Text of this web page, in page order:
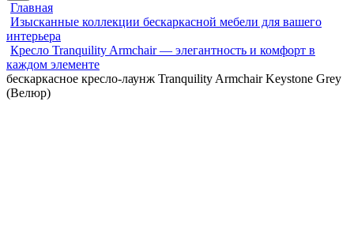
Главная
Изысканные коллекции бескаркасной мебели для вашего
интерьера
Кресло Tranquility Armchair — элегантность и комфорт в
каждом элементе
бескаркасное кресло-лаунж Tranquility Armchair Keystone Grey
(Велюр)